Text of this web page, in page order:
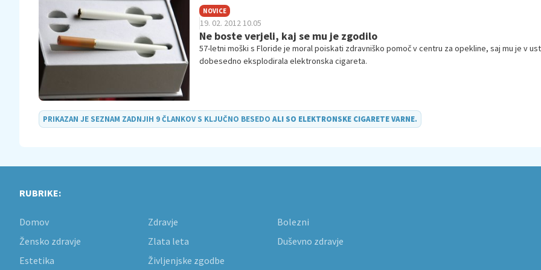
NOVICE
19. 02. 2012 10.05
Ne boste verjeli, kaj se mu je zgodilo
57-letni moški s Floride je moral poiskati zdravniško pomoč v centru za opekline, saj mu je v
dobesedno eksplodirala elektronska cigareta.
PRIKAZAN JE SEZNAM ZADNJIH 9 ČLANKOV S KLJUČNO BESEDO ALI SO ELEKTRONSKE CIGARETE VARNE.
RUBRIKE:
Domov Zdravje
Bolezni
Žensko zdravje
Zlata leta
Duševno zdravje
Estetika
Življenjske zgodbe